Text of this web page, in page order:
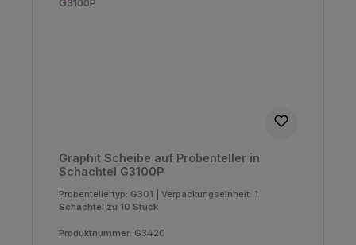
Graphit Scheibe auf Probenteller in
Schachtel G3100P
Probentellertyp: G301 Verpackungseinheit: 1
Schachtel zu 10 Stück
Produktnummer: G3420